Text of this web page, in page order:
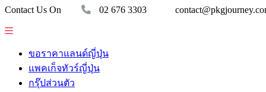
Contact Us On 02 676 3303
ขอราคาแลนด์ญี่ปุ่น
แพคเก็จทัวร์ญี่ปุ่น
กรุ๊ปส่วนตัว